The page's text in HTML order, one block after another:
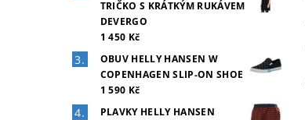
TRIČKO S KRÁTKÝM RUKÁVEM
DEVERGO
1 450 Kč
OBUV HELLY HANSEN W
COPENHAGEN SLIP-ON SHOE
1 590 Kč
PLAVKY HELLY HANSEN